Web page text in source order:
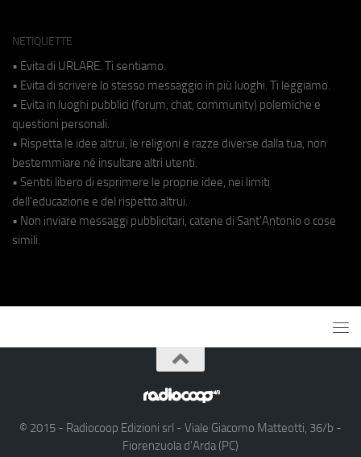
NETIQUETTE
• Evita di URLARE. Ti sentiamo.
• Evita di scrivere lo stesso messaggio in più luoghi. Ti leggiamo.
• Evita in luoghi pubblici (forum, chat, community) polemiche e
questioni personali.
• Rispetta le idee altrui, le religioni e razze diverse dalla tua, non
bestemmiare né insultare altri utenti.
• Sentiti libero di esprimere le proprie idee, nei limiti
dell'educazione e del rispetto altrui.
• Non inviare messaggi pubblicitari, catene di Sant'Antonio o cose
simili.
© 2015 - Radiocoop Edizioni srl - Viale Giacomo Matteotti, 36/b -
Fiorenzuola d'Arda (PC)